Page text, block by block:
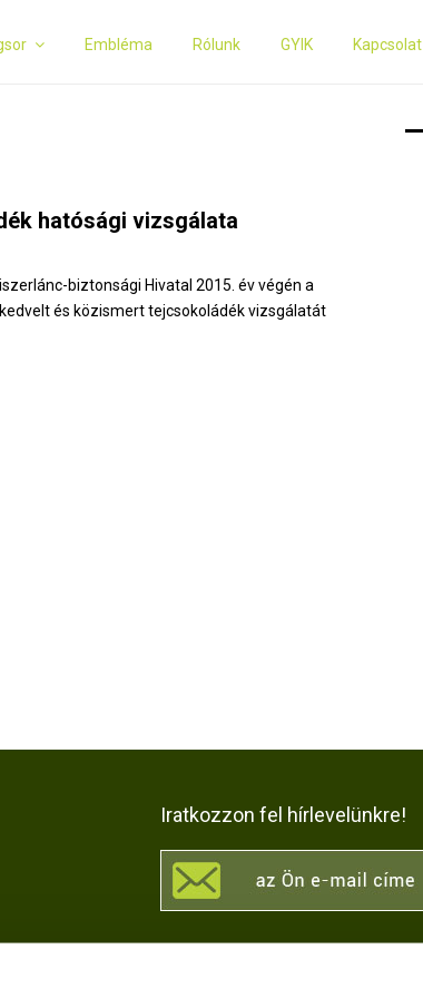
Embléma Rólunk GYIK Kapcsolat
hatósági vizsgálata
biztonsági Hivatal 2015. év végén a
és közismert tejcsokoládék vizsgálatát
Iratkozzon fel hírlevelünkre!